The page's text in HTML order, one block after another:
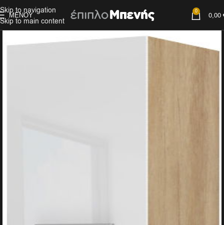
Skip to navigation
Skip to main content
ΜΕΝΟΎ 0 0,00